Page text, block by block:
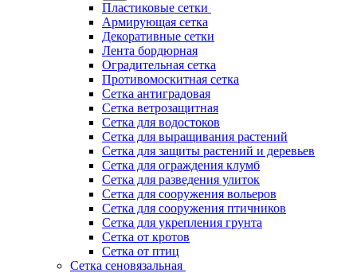
Пластиковые сетки
Армирующая сетка
Декоративные сетки
Лента бордюрная
Оградительная сетка
Противомоскитная сетка
Сетка антиградовая
Сетка ветрозащитная
Сетка для водостоков
Сетка для выращивания растений
Сетка для защиты растений и деревьев
Сетка для ограждения клумб
Сетка для разведения улиток
Сетка для сооружения вольеров
Сетка для сооружения птичников
Сетка для укрепления грунта
Сетка от кротов
Сетка от птиц
Сетка сеновязальная